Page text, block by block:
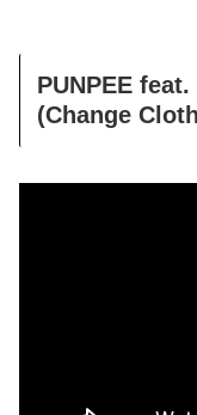
PUNPEE
(Change